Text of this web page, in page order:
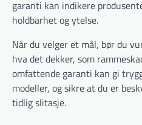
garanti kan indikere
holdbarhet og ytelse.
Når du velger et mål, bør du
hva det dekker, som
omfattende garanti kan gi
modeller, og sikre at du er
tidlig slitasje.